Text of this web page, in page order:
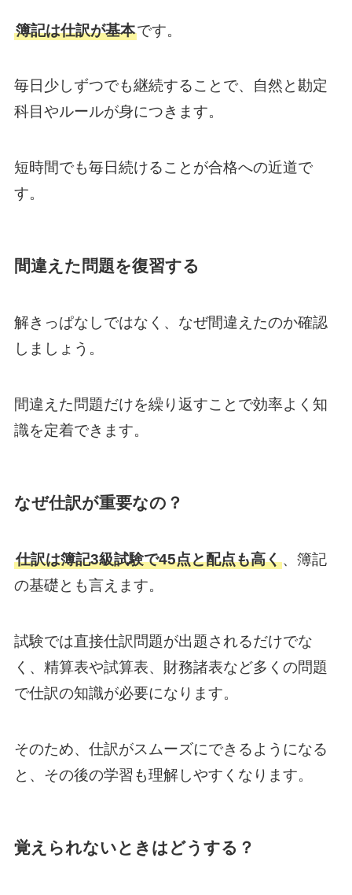
簿記は仕訳が基本です。
毎日少しずつでも継続することで、自然と勘定
科目やルールが身につきます。
短時間でも毎日続けることが合格への近道で
す。
間違えた問題を復習する
解きっぱなしではなく、なぜ間違えたのか確認
しましょう。
間違えた問題だけを繰り返すことで効率よく知
識を定着できます。
なぜ仕訳が重要なの？
仕訳は簿記3級試験で45点と配点も高く、簿記
の基礎とも言えます。
試験では直接仕訳問題が出題されるだけでな
く、精算表や試算表、財務諸表など多くの問題
で仕訳の知識が必要になります。
そのため、仕訳がスムーズにできるようになる
と、その後の学習も理解しやすくなります。
覚えられないときはどうする？